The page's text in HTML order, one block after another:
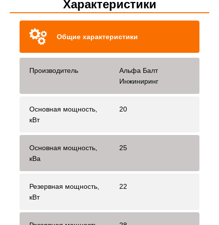
Характеристики
Общие характеристики
Производитель
Альфа Балт
Инжиниринг
Основная мощность,
кВт
20
Основная мощность,
кВа
25
Резервная мощность,
кВт
22